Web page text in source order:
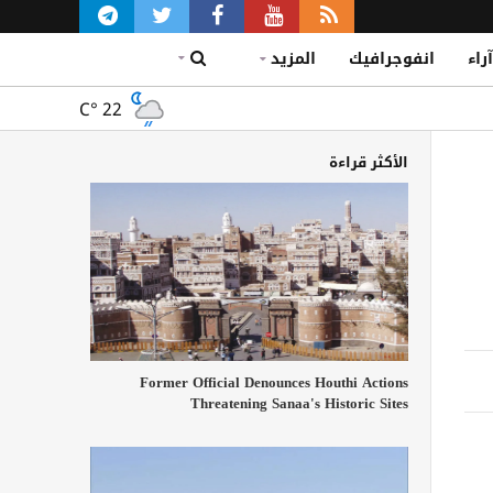
آراء انفوجرافيك المزيد
C° 22
الأكثر قراءة
Former Official Denounces Houthi Actions
Threatening Sanaa's Historic Sites